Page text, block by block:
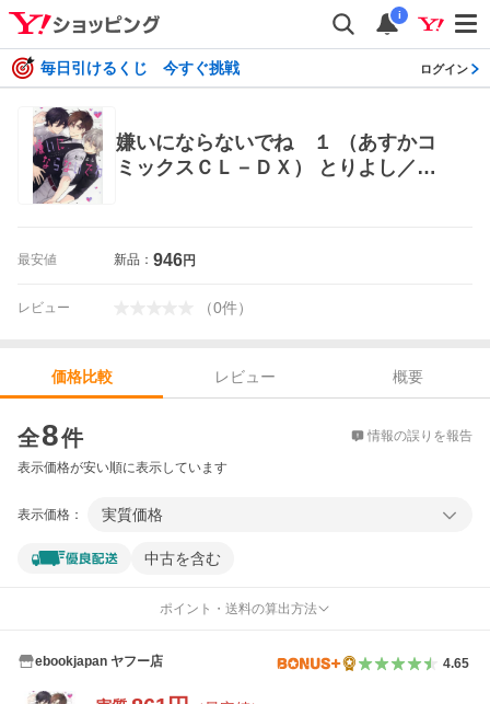
i
毎日引けるくじ 今すぐ挑戦 ログイン
嫌いにならないでね １ （あすかコ
ミックスＣＬ－ＤＸ） とりよし／著
最安値 新品： 946円
レビュー （0件）
価格比較 レビュー
概要
全8件 情報の誤りを報告
表示価格が安い順に表示しています
表示価格： 実質価格
中古を含む
ポイント・送料の算出方法
ebookjapan ヤフー店 4.65